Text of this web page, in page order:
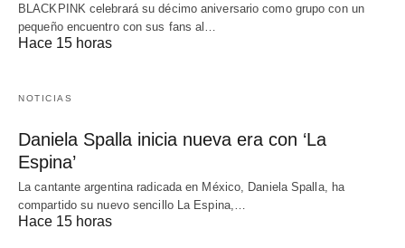
BLACKPINK celebrará su décimo aniversario como grupo con un
pequeño encuentro con sus fans al…
Hace 15 horas
NOTICIAS
Daniela Spalla inicia nueva era con ‘La
Espina’
La cantante argentina radicada en México, Daniela Spalla, ha
compartido su nuevo sencillo La Espina,…
Hace 15 horas